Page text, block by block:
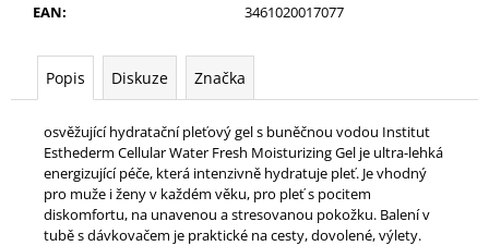
EAN: 3461020017077
Popis Diskuze Značka
osvěžující hydratační pleťový gel s buněčnou vodou Institut
Esthederm Cellular Water Fresh Moisturizing Gel je ultra-lehká
energizující péče, která intenzivně hydratuje pleť. Je vhodný
pro muže i ženy v každém věku, pro pleť s pocitem
diskomfortu, na unavenou a stresovanou pokožku. Balení v
tubě s dávkovačem je praktické na cesty, dovolené, výlety.
INSTITUT
ESTHEDERM
INTENSIVE
SERUM
100